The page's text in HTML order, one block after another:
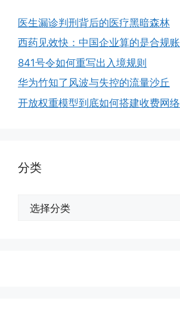
医生漏诊判刑背后的医疗黑暗森林
西药见效快：中国企业算的是合规账
841号令如何重写出入境规则
华为竹知了风波与失控的流量沙丘
开放权重模型到底如何搭建收费网络
分类